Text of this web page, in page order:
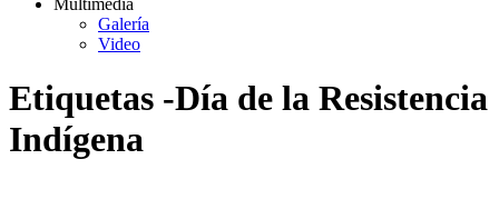
Multimedia
Galería
Video
Etiquetas -Día de la Resistencia
Indígena